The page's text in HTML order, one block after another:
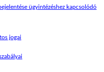
ügyintézéshez kapcsolódó
jogai